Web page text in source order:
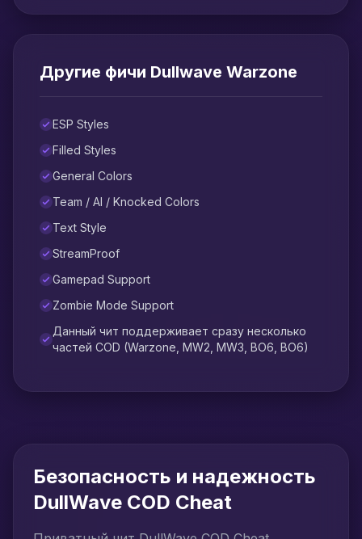
Другие фичи Dullwave Warzone
ESP Styles
Filled Styles
General Colors
Team / AI / Knocked Colors
Text Style
StreamProof
Gamepad Support
Zombie Mode Support
Данный чит поддерживает сразу несколько
частей COD (Warzone, MW2, MW3, BO6, BO6)
Безопасность и надежность
DullWave COD Cheat